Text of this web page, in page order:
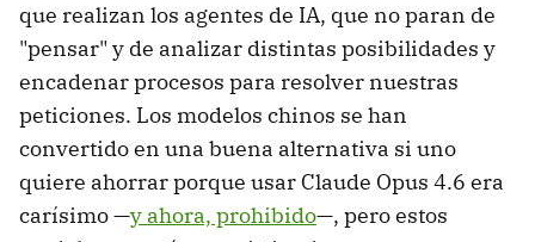
que realizan los agentes de IA, que no paran de
"pensar" y de analizar distintas posibilidades y
encadenar procesos para resolver nuestras
peticiones. Los modelos chinos se han
convertido en una buena alternativa si uno
quiere ahorrar porque usar Claude Opus 4.6 era
carísimo —y ahora, prohibido—, pero estos